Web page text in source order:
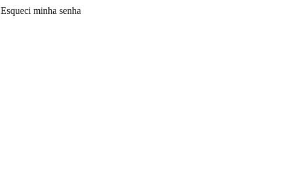
Esqueci minha senha